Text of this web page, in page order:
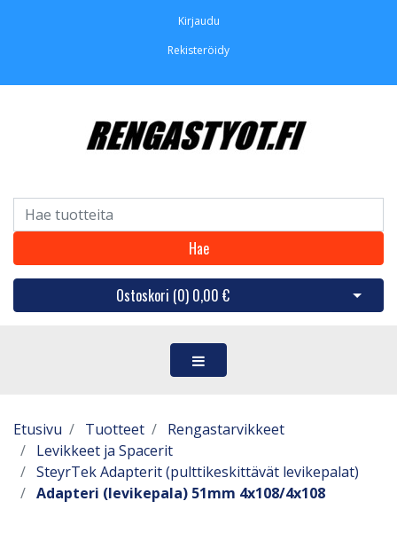
Kirjaudu
Rekisteröidy
Hae
Ostoskori (0) 0,00 € Avaa
Etusivu Tuotteet
Rengastarvikkeet
Levikkeet ja Spacerit
SteyrTek Adapterit (pulttikeskittävät levikepalat)
Adapteri (levikepala) 51mm 4x108/4x108